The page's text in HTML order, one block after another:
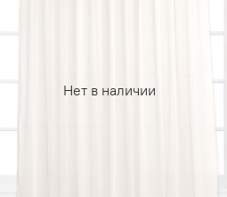
Нет в наличии